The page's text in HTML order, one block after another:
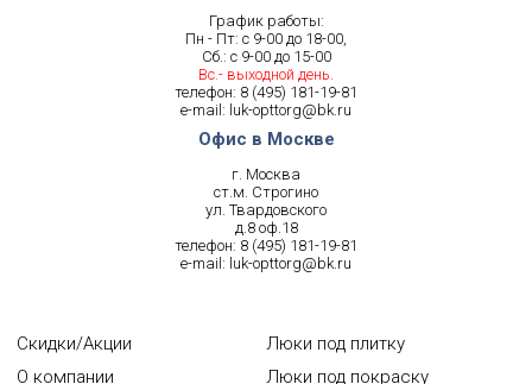
График работы:
Пн - Пт: с 9-00 до 18-00,
Сб.: с 9-00 до 15-00
Вс.- выходной день.
телефон: 8 (495) 181-19-81
e-mail: luk-opttorg@bk.ru
Офис в Москве
г. Москва
ст.м. Строгино
ул. Твардовского
д.8 оф.18
телефон: 8 (495) 181-19-81
e-mail: luk-opttorg@bk.ru
Скидки/Акции
О компании
Люки под плитку
Люки под покраску